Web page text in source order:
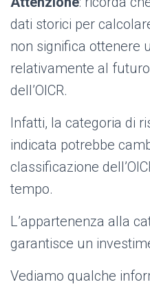
dati storici per
non significa ottenere
relativamente al
dell’OICR.
Infatti, la categoria di
indicata potrebbe
classificazione
tempo.
L’appartenenza alla
garantisce un
Vediamo qualche